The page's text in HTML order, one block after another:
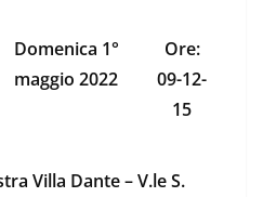
Domenica 1°
maggio 2022
Ore:
09-12-
15
Villa Dante – V.le S.